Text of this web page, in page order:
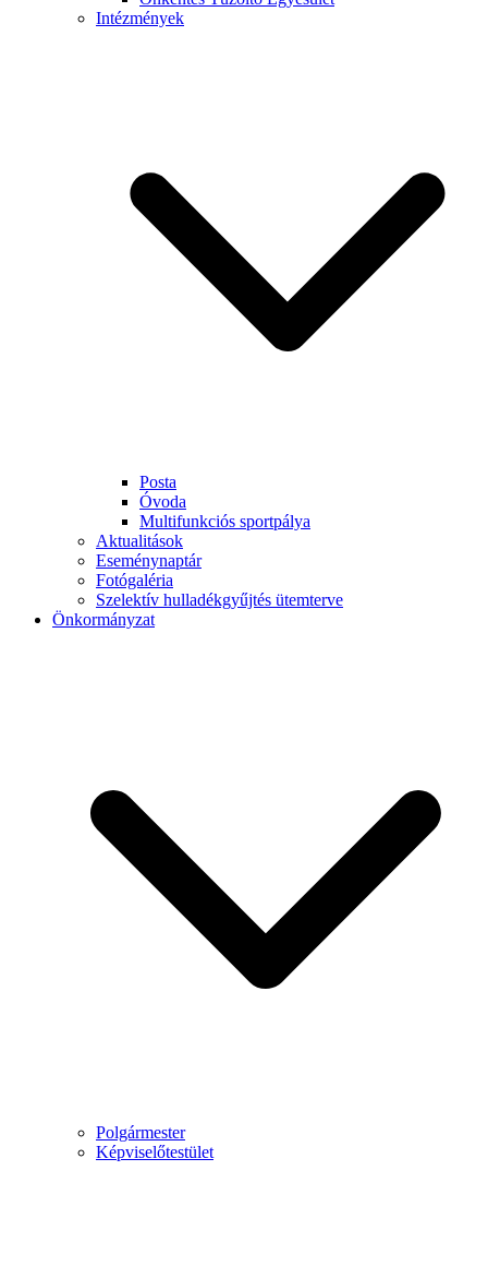
Intézmények
Posta
Óvoda
Multifunkciós sportpálya
Aktualitások
Eseménynaptár
Fotógaléria
Szelektív hulladékgyűjtés ütemterve
Önkormányzat
Polgármester
Képviselőtestület